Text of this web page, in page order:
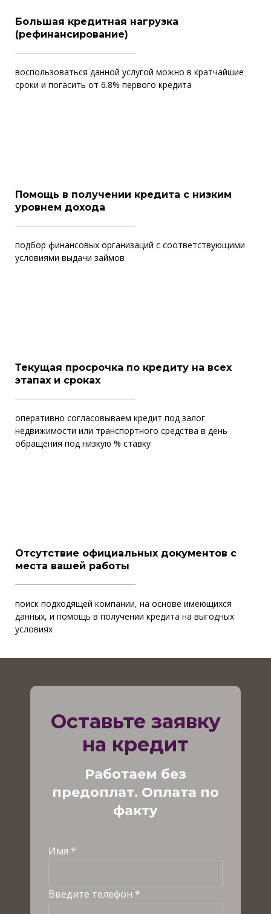
Большая кредитная нагрузка
(рефинансирование)
воспользоваться данной услугой можно в кратчайшие
сроки и погасить от 6.8% первого кредита
Помощь в получении кредита с низким
уровнем дохода
подбор финансовых организаций с соответствующими
условиями выдачи займов
Текущая просрочка по кредиту на всех
этапах и сроках
оперативно согласовываем кредит под залог
недвижимости или транспортного средства в день
обращения под низкую % ставку
Отсутствие официальных документов с
места вашей работы
поиск подходящей компании, на основе имеющихся
данных, и помощь в получении кредита на выгодных
условиях
Оставьте заявку
на кредит
Работаем без
предоплат. Оплата по
факту
Имя *
Введите телефон *